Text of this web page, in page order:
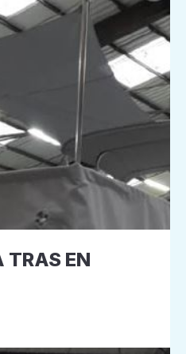
TRAS EN